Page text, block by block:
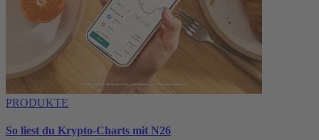
PRODUKTE
So liest du Krypto-Charts mit N26